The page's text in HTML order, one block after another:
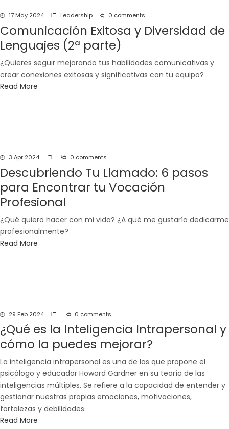
17 May 2024 Leadership 0 comments
Comunicación Exitosa y Diversidad de
Lenguajes (2ª parte)
¿Quieres seguir mejorando tus habilidades comunicativas y
crear conexiones exitosas y significativas con tu equipo?
Read More
3 Apr 2024 0 comments
Descubriendo Tu Llamado: 6 pasos
para Encontrar tu Vocación
Profesional
¿Qué quiero hacer con mi vida? ¿A qué me gustaría dedicarme
profesionalmente?
Read More
29 Feb 2024 0 comments
¿Qué es la Inteligencia Intrapersonal y
cómo la puedes mejorar?
La inteligencia intrapersonal es una de las que propone el
psicólogo y educador Howard Gardner en su teoría de las
inteligencias múltiples. Se refiere a la capacidad de entender y
gestionar nuestras propias emociones, motivaciones,
fortalezas y debilidades.
Read More